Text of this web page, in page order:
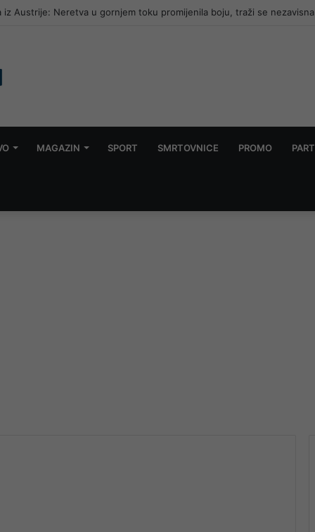
iz Austrije: Neretva u gornjem toku promijenila boju, traži se
MAGAZIN SPORT SMRTOVNICE PROMO